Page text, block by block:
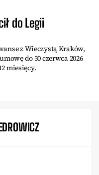
do Legii
z Wieczystą Kraków,
do 30 czerwca 2026
miesięcy.